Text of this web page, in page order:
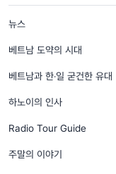
menu footer
뉴스
베트남 도약의 시대
베트남과 한‧일 굳건한 유대
하노이의 인사
Radio Tour Guide
주말의 이야기